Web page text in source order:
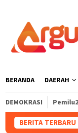
BERANDA DAERAH
DEMOKRASI
BERITA TERBARU